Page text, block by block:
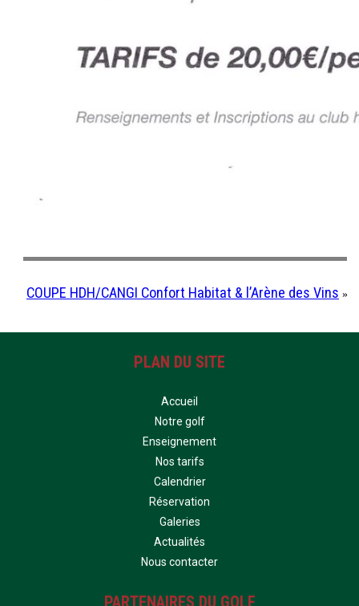
COUPE HDH/CANGI Confort Habitat & l’Arène des Vins »
PLAN DU SITE
Accueil
Notre golf
Enseignement
Nos tarifs
Calendrier
Réservation
Galeries
Actualités
Nous contacter
PARTENAIRES DU GOLF